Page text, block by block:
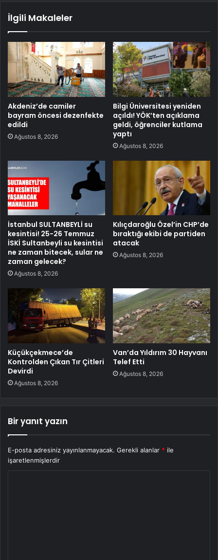
İlgili Makaleler
Akdeniz’de camiler
bayram öncesi dezenfekte
edildi
Ağustos 8, 2026
Bilgi Üniversitesi yeniden
açıldı! YÖK’ten açıklama
geldi, öğrenciler kutlama
yaptı
Ağustos 8, 2026
İstanbul SULTANBEYLİ su
kesintisi! 25-26 Temmuz
İSKİ Sultanbeyli su kesintisi
ne zaman bitecek, sular ne
zaman gelecek?
Ağustos 8, 2026
Kılıçdaroğlu Özel’in CHP’de
bıraktığı ekibi de partiden
atacak
Ağustos 8, 2026
Küçükçekmece’de
Kontrolden Çıkan Tır Çitleri
Devirdi
Ağustos 8, 2026
Van’da Yıldırım 30 Hayvanı
Telef Etti
Ağustos 8, 2026
Bir yanıt yazın
E-posta adresiniz yayınlanmayacak. Gerekli alanlar * ile
işaretlenmişlerdir